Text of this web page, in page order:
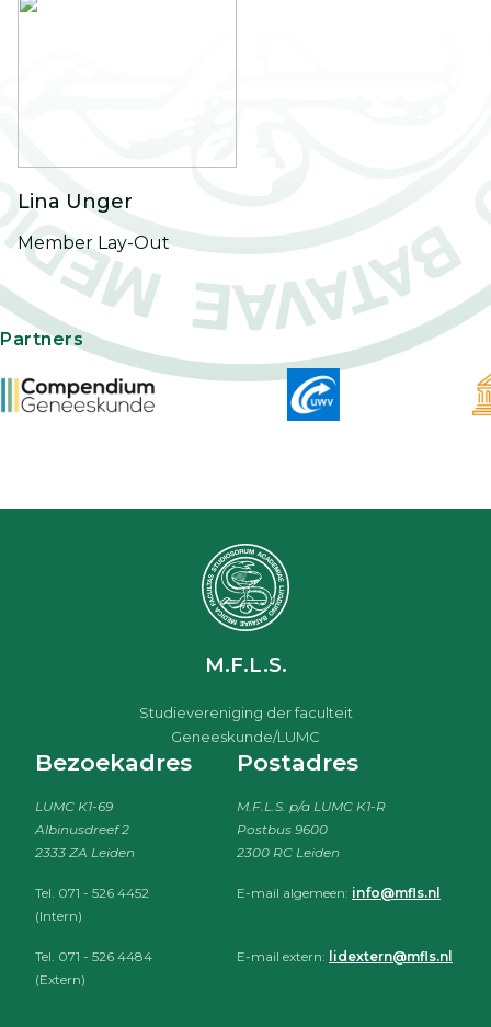
Lina Unger
Member Lay-Out
Partners
M.F.L.S.
Studievereniging der faculteit
Geneeskunde/LUMC
Bezoekadres
LUMC K1-69
Albinusdreef 2
2333 ZA Leiden
Tel. 071 - 526 4452
(Intern)
Tel. 071 - 526 4484
(Extern)
Postadres
M.F.L.S. p/a LUMC K1-R
Postbus 9600
2300 RC Leiden
E-mail algemeen: info@mfls.nl
E-mail extern: lidextern@mfls.nl